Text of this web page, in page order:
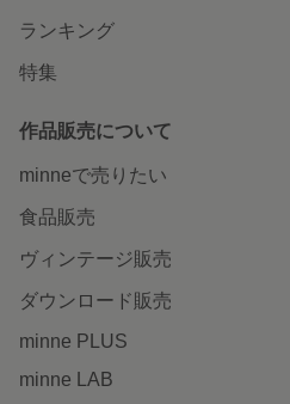
ランキング
特集
作品販売について
minneで売りたい
食品販売
ヴィンテージ販売
ダウンロード販売
minne PLUS
minne LAB